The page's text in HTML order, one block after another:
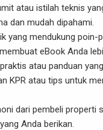
atau istilah teknis
dan mudah dipahami.
yang mendukung poin-
eBook Anda
atau panduan
KPR atau tips untuk
dari pembeli properti
Anda berikan.